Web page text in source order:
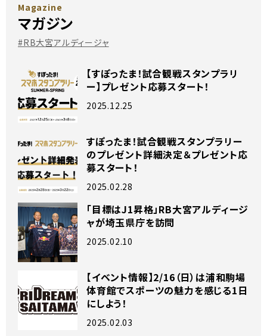
Magazine
マガジン
#RB大宮アルディージャ
【すぽったま！試合観戦スタンプラリ
ー】プレゼント応募スタート！
2025.12.25
すぽったま！試合観戦スタンプラリー
のプレゼント詳細決定＆プレゼント応
募スタート！
2025.02.28
「目標はJ1昇格」RB大宮アルディージ
ャが埼玉県庁を訪問
2025.02.10
【イベント情報】2/16（日）は浦和駒場
体育館でスポーツの魅力を感じる1日
にしよう！
2025.02.03